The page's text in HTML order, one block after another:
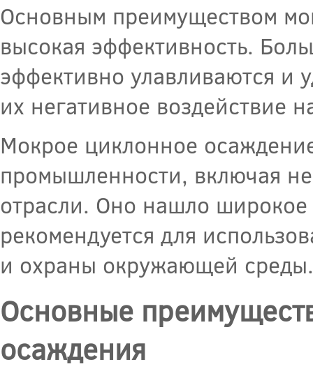
Основным преимуществом
высокая эффективность.
эффективно улавливаются и
их негативное воздействие
Мокрое циклонное
промышленности, включая
отрасли. Оно нашло
рекомендуется для
и охраны окружающей среды.
Основные
осаждения